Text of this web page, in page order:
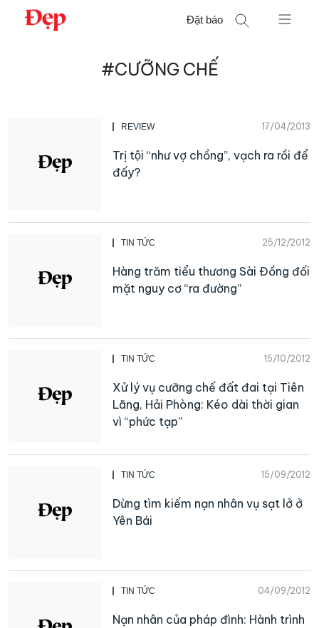
Chuyển
Đặt báo
#CƯỠNG CHẾ
REVIEW 17/04/2013
Trị tội “như vợ chồng”, vạch ra rồi để
đấy?
TIN TỨC 25/12/2012
Hàng trăm tiểu thương Sài Đồng đối
mặt nguy cơ “ra đường”
TIN TỨC 15/10/2012
Xử lý vụ cưỡng chế đất đai tại Tiên
Lãng, Hải Phòng: Kéo dài thời gian
vì “phức tạp”
TIN TỨC 15/09/2012
Dừng tìm kiếm nạn nhân vụ sạt lở ở
Yên Bái
TIN TỨC 04/09/2012
Nạn nhân của pháp đình: Hành trình